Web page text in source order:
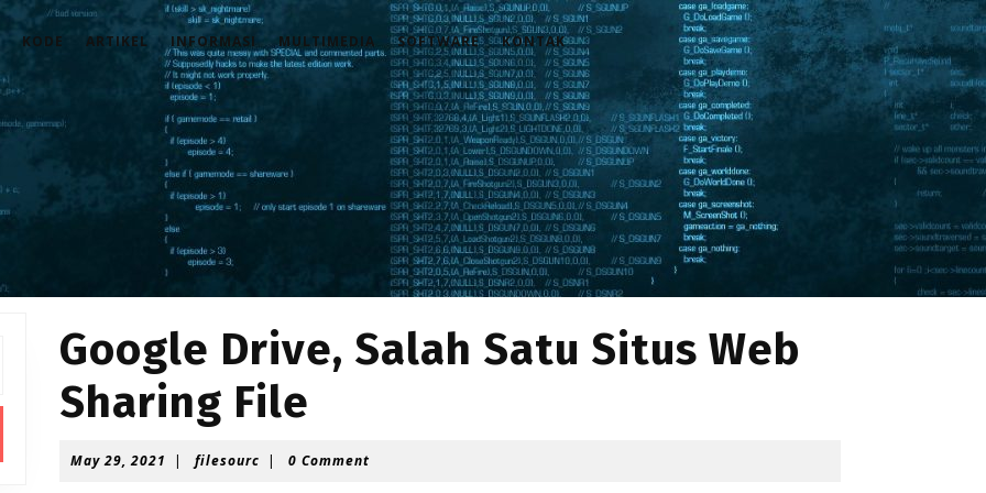
KODE ARTIKEL INFORMASI MULTIMEDIA SOFTWARE KONTAK
Google Drive, Salah Satu Situs Web
Sharing File
May 29, 2021 May
| filesourcfilesourc
| 0 Comment